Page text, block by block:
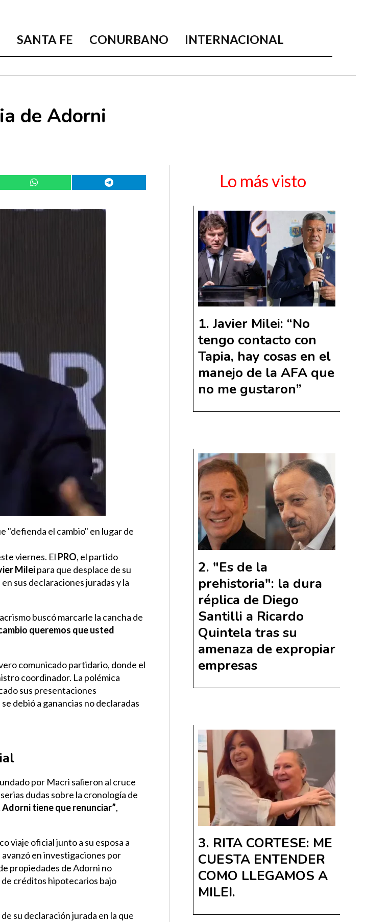
SANTA FE CONURBANO INTERNACIONAL
de Adorni
"defienda el cambio" en lugar de
viernes. El PRO, el partido
Mileipara que desplace de su
sus declaraciones juradas y la
buscó marcarle la cancha de
queremos que usted
comunicado partidario, donde el
coordinador. La polémica
sus presentaciones
debió a ganancias no declaradas
por Macri salieron al cruce
dudas sobre la cronología de
Adorni tiene que renunciar”,
viaje oficial junto a su esposa a
en investigaciones por
propiedades de Adorni no
créditos hipotecarios bajo
su declaración jurada en la que
Lo más visto
Javier Milei: “No
tengo contacto con
Tapia, hay cosas en el
manejo de la AFA que
no me gustaron”
"Es de la
prehistoria": la dura
réplica de Diego
Santilli a Ricardo
Quintela tras su
amenaza de expropiar
empresas
RITA CORTESE: ME
CUESTA ENTENDER
COMO LLEGAMOS A
MILEI.